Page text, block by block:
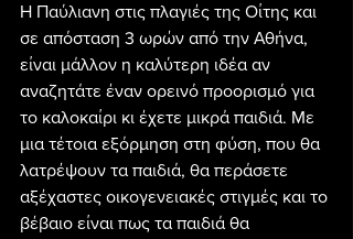
Η Παύλιανη στις πλαγιές της Οίτης και
σε απόσταση 3 ωρών από την Αθήνα,
είναι μάλλον η καλύτερη ιδέα αν
αναζητάτε έναν ορεινό προορισμό για
το καλοκαίρι κι έχετε μικρά παιδιά. Με
μια τέτοια εξόρμηση στη φύση, που θα
λατρέψουν τα παιδιά, θα περάσετε
αξέχαστες οικογενειακές στιγμές και το
βέβαιο είναι πως τα παιδιά θα